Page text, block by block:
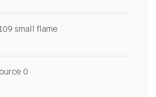
small flame
0